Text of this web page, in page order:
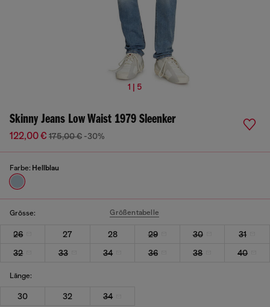
1 | 5
Skinny Jeans Low Waist 1979 Sleenker
122,00 € 175,00 € -30%
Farbe: Hellblau
Grösse: Größentabelle
26 27 28 29 30
31
32
33 34 36 38 40
Länge:
30 32 34